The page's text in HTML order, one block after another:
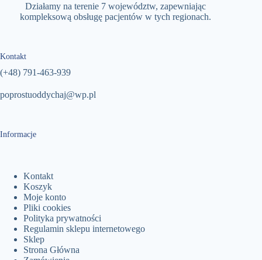
Działamy na terenie 7 województw, zapewniając
kompleksową obsługę pacjentów w tych regionach.
Kontakt
(+48) 791-463-939
poprostuoddychaj@wp.pl
Informacje
Kontakt
Koszyk
Moje konto
Pliki cookies
Polityka prywatności
Regulamin sklepu internetowego
Sklep
Strona Główna